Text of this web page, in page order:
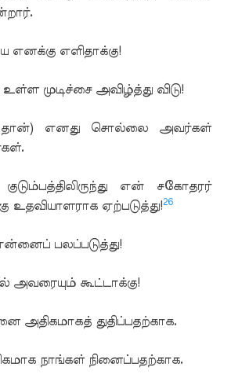
எனக்கு எளிதாக்கு!
முடிச்சை அவிழ்த்து விடு!
தான்) எனது சொல்லை அவர்கள்
என் சகோதரர்
ஏற்படுத்து!26
பலப்படுத்து!
அவரையும் கூட்டாக்கு!
அதிகமாகத் துதிப்பதற்காக.
நாங்கள் நினைப்பதற்காக.